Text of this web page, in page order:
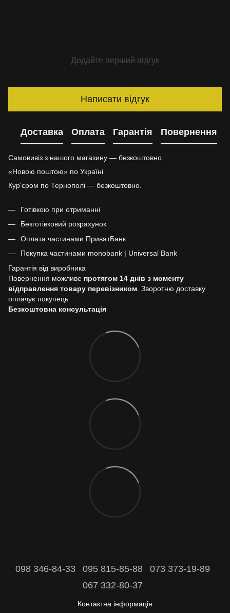
Додайте перший відгук
Написати відгук
Доставка Оплата Гарантія Повернення
Самовивіз з нашого магазину — безкоштовно.
«Новою поштою» по Україні
Кур'єром по Тернополі — безкоштовно.
Готівкою при отриманні
Безготівковий розрахунок
Оплата частинами ПриватБанк
Покупка частинами monobank | Universal Bank
Гарантія від виробника
Повернення можливе протягом 14 днів з моменту
відправлення товару перевізником . Зворотню доставку
оплачує покупець
Безкоштовна консультація
098 346-84-33 095 815-85-88
073 373-19-89
067 332-80-37
Контактна інформація